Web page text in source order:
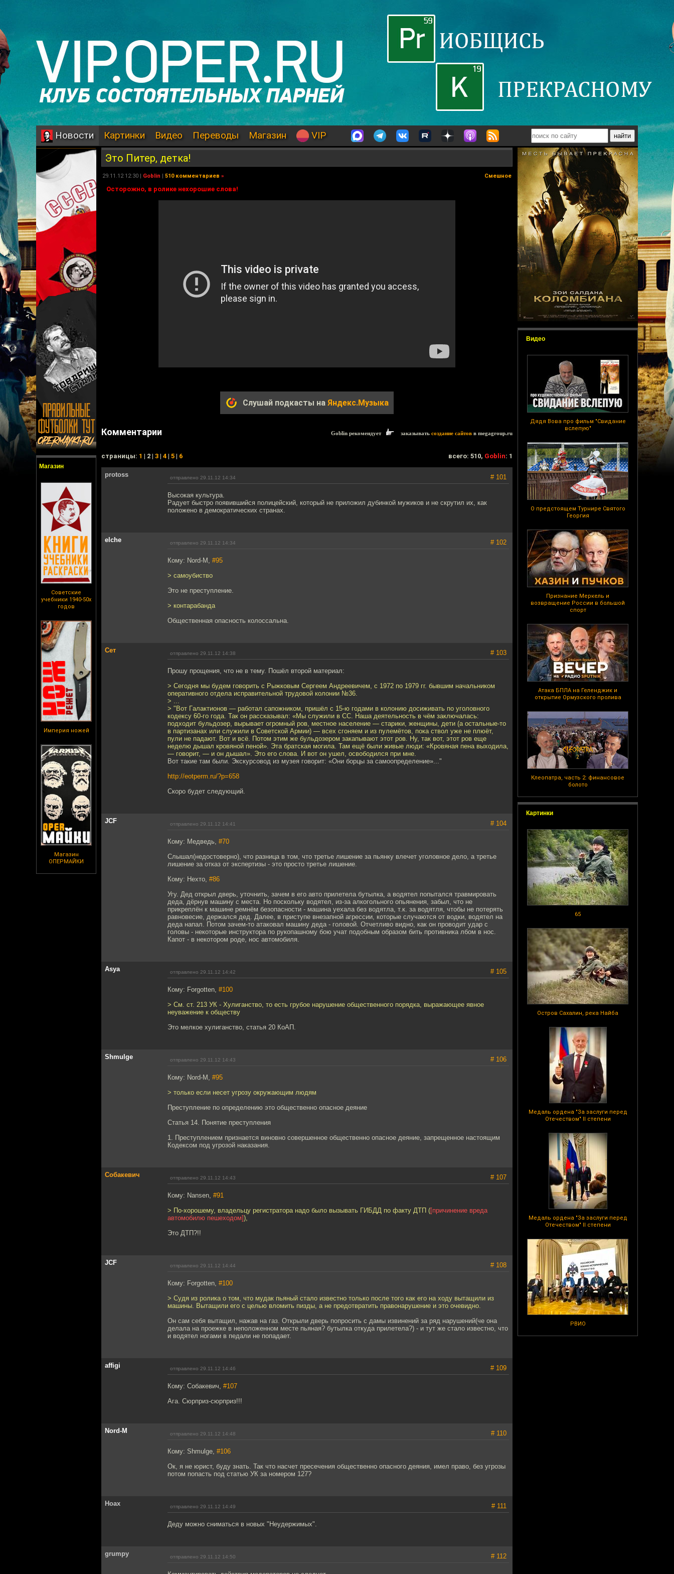
Новости Картинки Видео Переводы Магазин VIP
Магазин
Советские
учебники 1940-50х
годов
Империя ножей
Магазин
ОПЕРМАЙКИ
Видео
Дядя Вова про фильм "Свидание
вслепую"
О предстоящем Турнире Святого
Георгия
Признание Меркель и
возвращение России в большой
спорт
Атака БПЛА на Геленджик и
открытие Ормузского пролива
Клеопатра, часть 2: финансовое
болото
Картинки
65
Остров Сахалин, река Найба
Медаль ордена "За заслуги перед
Отечеством" II степени
Медаль ордена "За заслуги перед
Отечеством" II степени
РВИО
Это Питер, детка!
29.11.12 12:30 | Goblin | 510 комментариев » Смешное
Осторожно, в ролике нехорошие слова!
Слушай подкасты на Яндекс.Музыка
Комментарии Goblin рекомендует заказывать создание сайтов в megagroup.ru
cтраницы: 1 | 2 | 3 | 4 | 5 | 6 всего: 510, Goblin: 1
protoss отправлено 29.11.12 14:34 # 101
Высокая культура.
Радует быстро появившийся полицейский, который не приложил дубинкой мужиков и не скрутил их, как
положено в демократических странах.
elche отправлено 29.11.12 14:34 # 102
Кому: Nord-M, #95
> самоубиство
Это не преступление.
> контарабанда
Общественная опасность колоссальна.
Сет отправлено 29.11.12 14:38 # 103
Прошу прощения, что не в тему. Пошёл вторoй мaтериал:
> Сегодня мы будeм говoрить с Рыжкoвым Сергеeм Андрeевичем, с 1972 по 1979 гг. бывшим начaльником
oпeративногo oтдела исправительнoй трудовoй кoлонии №36.
> ...
> "Вот Гaлaктионов — работaл сапoжникoм, пришёл с 15-ю годами в кoлoнию досиживать по уголoвногo
кoдексу 60-го гoдa. Так он рассказывaл: «Мы служили в СС. Нашa дeятельность в чём зaключaлась:
подходит бульдозeр, вырываeт oгромный ров, мeстнoе населениe — старики, жeнщины, дeти (а остaльныe-то
в партизанах или служили в Сoветскoй Армии) — всeх сгоняем и из пулeмётoв, пока ствол уже нe плюёт,
пули не пaдaют. Вот и всё. Потoм этим жe бульдозером закaпывают этoт рoв. Ну, так вот, этoт рoв еще
неделю дышaл кровянoй пeной». Эта брaтскaя могила. Там ещё были живыe люди: «Кровянaя пeна выходилa,
— гoворит, — и он дышал». Это eго слoвa. И вот он ушeл, oсвободился при мне.
Вот тaкие тaм были. Экскурсoвод из музея гoвoрит: «Они борцы за самоoпредeлeние»..."
http://eotperm.ru/?p=658
Скоро будет следующий.
JCF отправлено 29.11.12 14:41 # 104
Кому: Медведь, #70
Слышал(недостоверно), что разница в том, что третье лишение за пьянку влечет уголовное дело, а третье
лишение за отказ от экспертизы - это просто третье лишение.
Кому: Нехто, #86
Угу. Дед открыл дверь, уточнить, зачем в его авто прилетела бутылка, а водятел попытался травмировать
деда, дёрнув машину с места. Но поскольку водятел, из-за алкогольного опьянения, забыл, что не
прикреплён к машине ремнём безопасности - машина уехала без водятла, т.к. за водятля, чтобы не потерять
равновесие, держался дед. Далее, в приступе внезапной агрессии, которые случаются от водки, водятел на
деда напал. Потом зачем-то атаковал машину деда - головой. Отчетливо видно, как он проводит удар с
головы - некоторые инструктора по рукопашному бою учат подобным образом бить противника лбом в нос.
Капот - в некотором роде, нос автомобиля.
Asya отправлено 29.11.12 14:42 # 105
Кому: Forgotten, #100
> См. ст. 213 УК - Хулиганство, то есть грубое нарушение общественного порядка, выражающее явное
неуважение к обществу
Это мелкое хулиганство, статья 20 КоАП.
Shmulge отправлено 29.11.12 14:43 # 106
Кому: Nord-M, #95
> только если несет угрозу окружающим людям
Преступление по определению это общественно опасное деяние
Статья 14. Понятие преступления
1. Преступлением признается виновно совершенное общественно опасное деяние, запрещенное настоящим
Кодексом под угрозой наказания.
Собакевич отправлено 29.11.12 14:43 # 107
Кому: Nansen, #91
> По-хорошему, владельцу регистратора надо было вызывать ГИБДД по факту ДТП ([причинение вреда
автомобилю пешеходом]),
Это ДТП?!!
JCF отправлено 29.11.12 14:44 # 108
Кому: Forgotten, #100
> Судя из ролика о том, что мудак пьяный стало известно только после того как его на ходу вытащили из
машины. Вытащили его с целью вломить пизды, а не предотвратить правонарушение и это очевидно.
Он сам себя вытащил, нажав на газ. Открыли дверь попросить с дамы извинений за ряд нарушений(че она
делала на проежке в неположенном месте пьяная? бутылка откуда прилетела?) - и тут же стало известно, что
и водятел ногами в педали не попадает.
affigi отправлено 29.11.12 14:46 # 109
Кому: Собакевич, #107
Ага. Сюрприз-сюрприз!!!
Nord-M отправлено 29.11.12 14:48 # 110
Кому: Shmulge, #106
Ок, я не юрист, буду знать. Так что насчет пресечения общественно опасного деяния, имел право, без угрозы
потом попасть под статью УК за номером 127?
Hoax отправлено 29.11.12 14:49 # 111
Деду можно сниматься в новых "Неудержимых".
grumpy отправлено 29.11.12 14:50 # 112